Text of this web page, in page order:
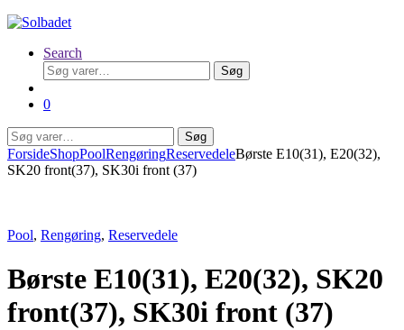
Search
Søg
efter:
Søg
0
Søg
efter:
Søg
ForsideShopPoolRengøringReservedeleBørste E10(31), E20(32),
SK20 front(37), SK30i front (37)
Pool, Rengøring, Reservedele
Børste E10(31), E20(32), SK20
front(37), SK30i front (37)